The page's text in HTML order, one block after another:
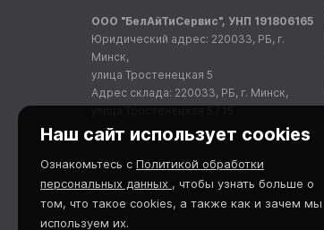
ООО "БелАйТиСервис", УНП 191806165
Юридический адрес: 220033, РБ, г.
Минск,
улица Тростенецкая 5
Адрес склада: 220033, РБ, г. Минск,
Наш сайт использует cookies
Ознакомьтесь с Политикой обработки
персональных данных , чтобы узнать больше о
том, что такое cookies, а также как и зачем мы
используем их.